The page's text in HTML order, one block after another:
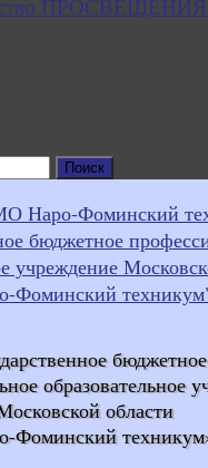
бюджетное
образовательное
области
Фоминский